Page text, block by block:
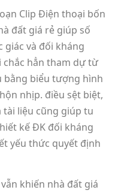
Clip Điện thoại bốn
đất giá rẻ giúp số
và đối kháng
hẳn tham dự từ
bằng biểu tượng hình
nhịp. điều sệt biệt,
tài liệu cũng giúp tu
kế ĐK đối kháng
yếu thức quyết định
khiến nhà đất giá